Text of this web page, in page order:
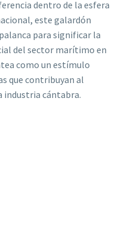
dentro de la esfera
este galardón
para significar la
del sector marítimo en
como un estímulo
que contribuyan al
industria cántabra.